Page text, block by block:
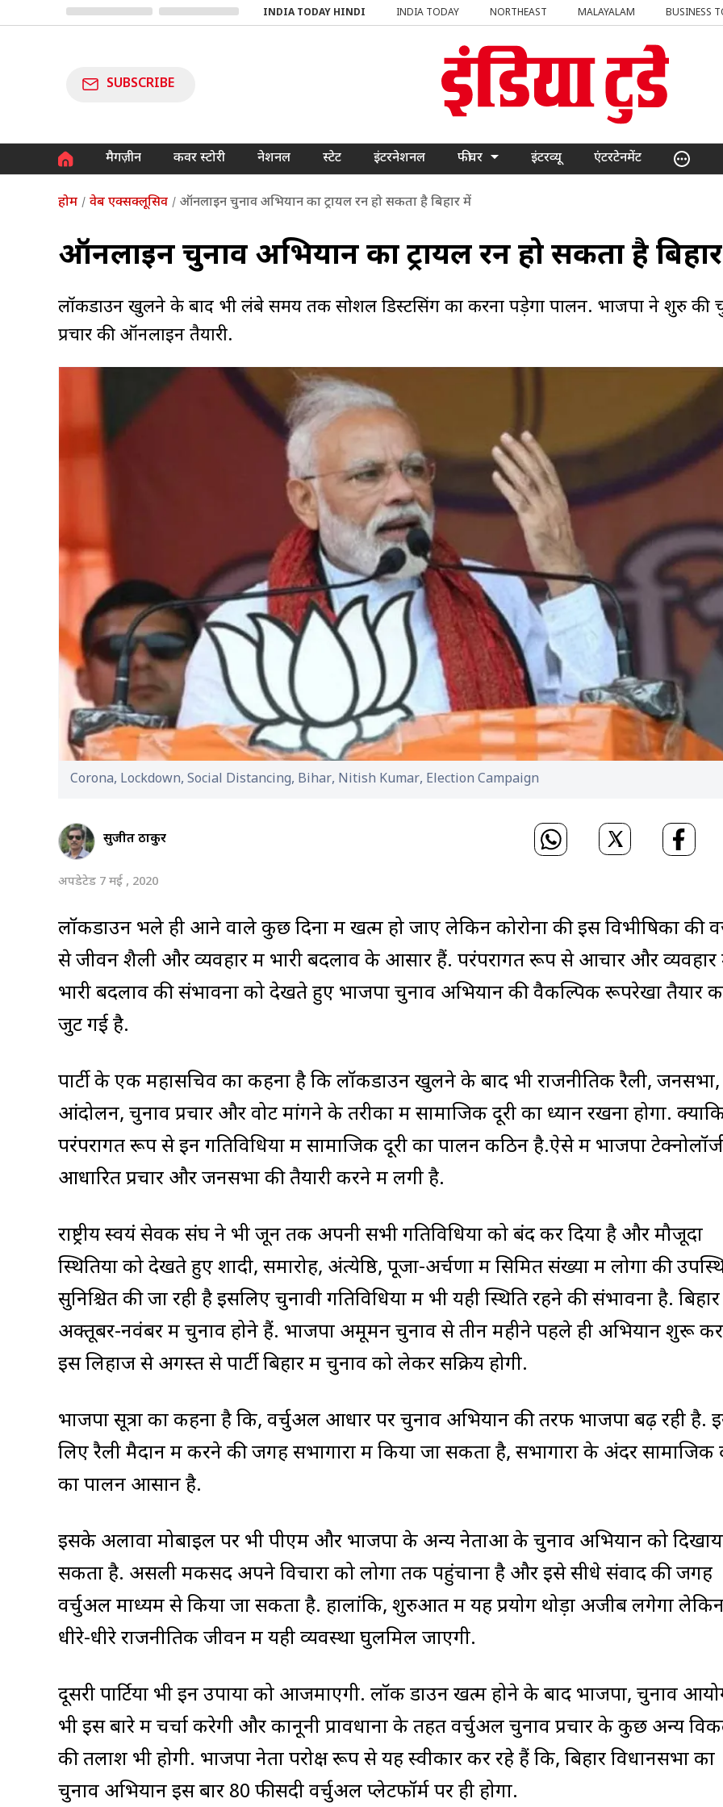
INDIA TODAY HINDI INDIA TODAY NORTHEAST MALAYALAM BUSINESS
SUBSCRIBE
मैगज़ीन कवर स्टोरी नेशनल स्टेट इंटरनेशनल फीचर इंटरव्यू एंटरटेनमेंट
होम वेब एक्सक्लूसिव ऑनलाइन चुनाव अभियान का ट्रायल रन हो सकता है बिहार में
ऑनलाइन चुनाव अभियान का ट्रायल रन हो सकता है
लॉकडाउन खुलने के बाद भी लंबे समय तक सोशल डिस्टेंसिंग का करना पड़ेगा पालन. भाजपा ने शुरु की
प्रचार की ऑनलाइन तैयारी.
Corona, Lockdown, Social Distancing, Bihar, Nitish Kumar, Election Campaign
सुजीत ठाकुर
अपडेटेड 7 मई , 2020
लॉकडाउन भले ही आने वाले कुछ दिनों में खत्म हो जाए लेकिन कोरोना की इस विभीषिका की
से जीवन शैली और व्यवहार में भारी बदलाव के आसार हैं. परंपरागत रूप से आचार और व्यवहार
भारी बदलाव की संभावना को देखते हुए भाजपा चुनाव अभियान की वैकल्पिक रूपरेखा तैयार
जुट गई है.
पार्टी के एक महासचिव का कहना है कि लॉकडाउन खुलने के बाद भी राजनीतिक रैली, जनसभा,
आंदोलन, चुनाव प्रचार और वोट मांगने के तरीकों में सामाजिक दूरी का ध्यान रखना होगा.
परंपरागत रूप से इन गतिविधियों में सामाजिक दूरी का पालन कठिन है.ऐसे में भाजपा
आधारित प्रचार और जनसभा की तैयारी करने में लगी है.
राष्ट्रीय स्वयं सेवक संघ ने भी जून तक अपनी सभी गतिविधियों को बंद कर दिया है और मौजूदा
स्थितियों को देखते हुए शादी, समारोह, अंत्येष्ठि, पूजा-अर्चणा में सिमित संख्या में लोगों की
सुनिश्चित की जा रही है इसलिए चुनावी गतिविधियों में भी यही स्थिति रहने की संभावना है.
अक्तूबर-नवंबर में चुनाव होने हैं. भाजपा अमूमन चुनाव से तीन महीने पहले ही अभियान शुरू
इस लिहाज से अगस्त से पार्टी बिहार में चुनाव को लेकर सक्रिय होगी.
भाजपा सूत्रों का कहना है कि, वर्चुअल आधार पर चुनाव अभियान की तरफ भाजपा बढ़ रही है.
लिए रैली मैदान में करने की जगह सभागारों में किया जा सकता है, सभागारों के अंदर सामाजिक
का पालन आसान है.
इसके अलावा मोबाइल पर भी पीएम और भाजपा के अन्य नेताओं के चुनाव अभियान को
सकता है. असली मकसद अपने विचारों को लोगों तक पहुंचाना है और इसे सीधे संवाद की जगह
वर्चुअल माध्यम से किया जा सकता है. हालांकि, शुरुआत में यह प्रयोग थोड़ा अजीब लगेगा
धीरे-धीरे राजनीतिक जीवन में यही व्यवस्था घुलमिल जाएगी.
दूसरी पार्टियों भी इन उपायों को आजमाएगी. लॉक डाउन खत्म होने के बाद भाजपा, चुनाव
भी इस बारे में चर्चा करेगी और कानूनी प्रावधानों के तहत वर्चुअल चुनाव प्रचार के कुछ अन्य
की तलाश भी होगी. भाजपा नेता परोक्ष रूप से यह स्वीकार कर रहे हैं कि, बिहार विधानसभा का
चुनाव अभियान इस बार 80 फीसदी वर्चुअल प्लेटफॉर्म पर ही होगा.